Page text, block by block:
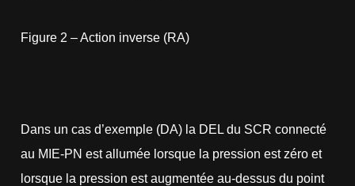
Figure 2 – Action inverse (RA)
Dans un cas d’exemple (DA) la DEL du SCR connecté
au MIE-PN est allumée lorsque la pression est zéro et
lorsque la pression est augmentée au-dessus du point